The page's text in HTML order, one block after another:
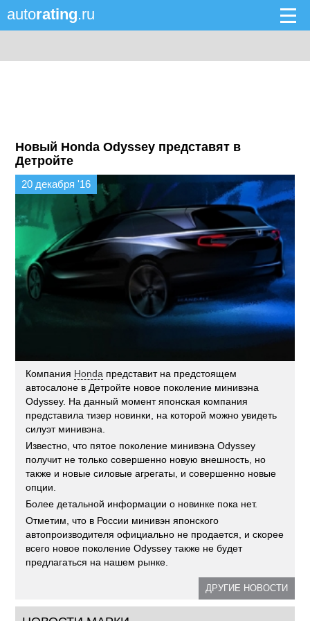
autorating.ru
Новый Honda Odyssey представят в
Детройте
20 декабря '16
Компания Honda представит на предстоящем
автосалоне в Детройте новое поколение минивэна
Odyssey. На данный момент японская компания
представила тизер новинки, на которой можно увидеть
силуэт минивэна.
Известно, что пятое поколение минивэна Odyssey
получит не только совершенно новую внешность, но
также и новые силовые агрегаты, и совершенно новые
опции.
Более детальной информации о новинке пока нет.
Отметим, что в России минивэн японского
автопроизводителя официально не продается, и скорее
всего новое поколение Odyssey также не будет
предлагаться на нашем рынке.
ДРУГИЕ НОВОСТИ